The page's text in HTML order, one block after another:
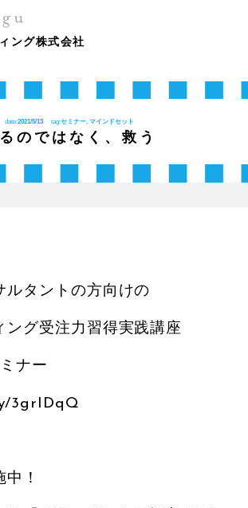
ング株式会社
date:2021/5/13 tag:セミナー, マインドセット
のではなく、救う
ルタントの方向けの
ング受注力習得実践講座
ナー
3grIDqQ
中！